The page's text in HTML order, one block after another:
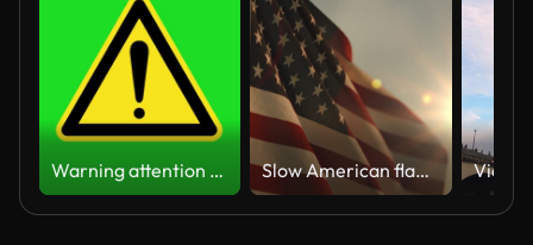
Warning attention yellow hazard message street sign 4k green screen caution animation Slow American flag at sunset during Memorial Day in the United States